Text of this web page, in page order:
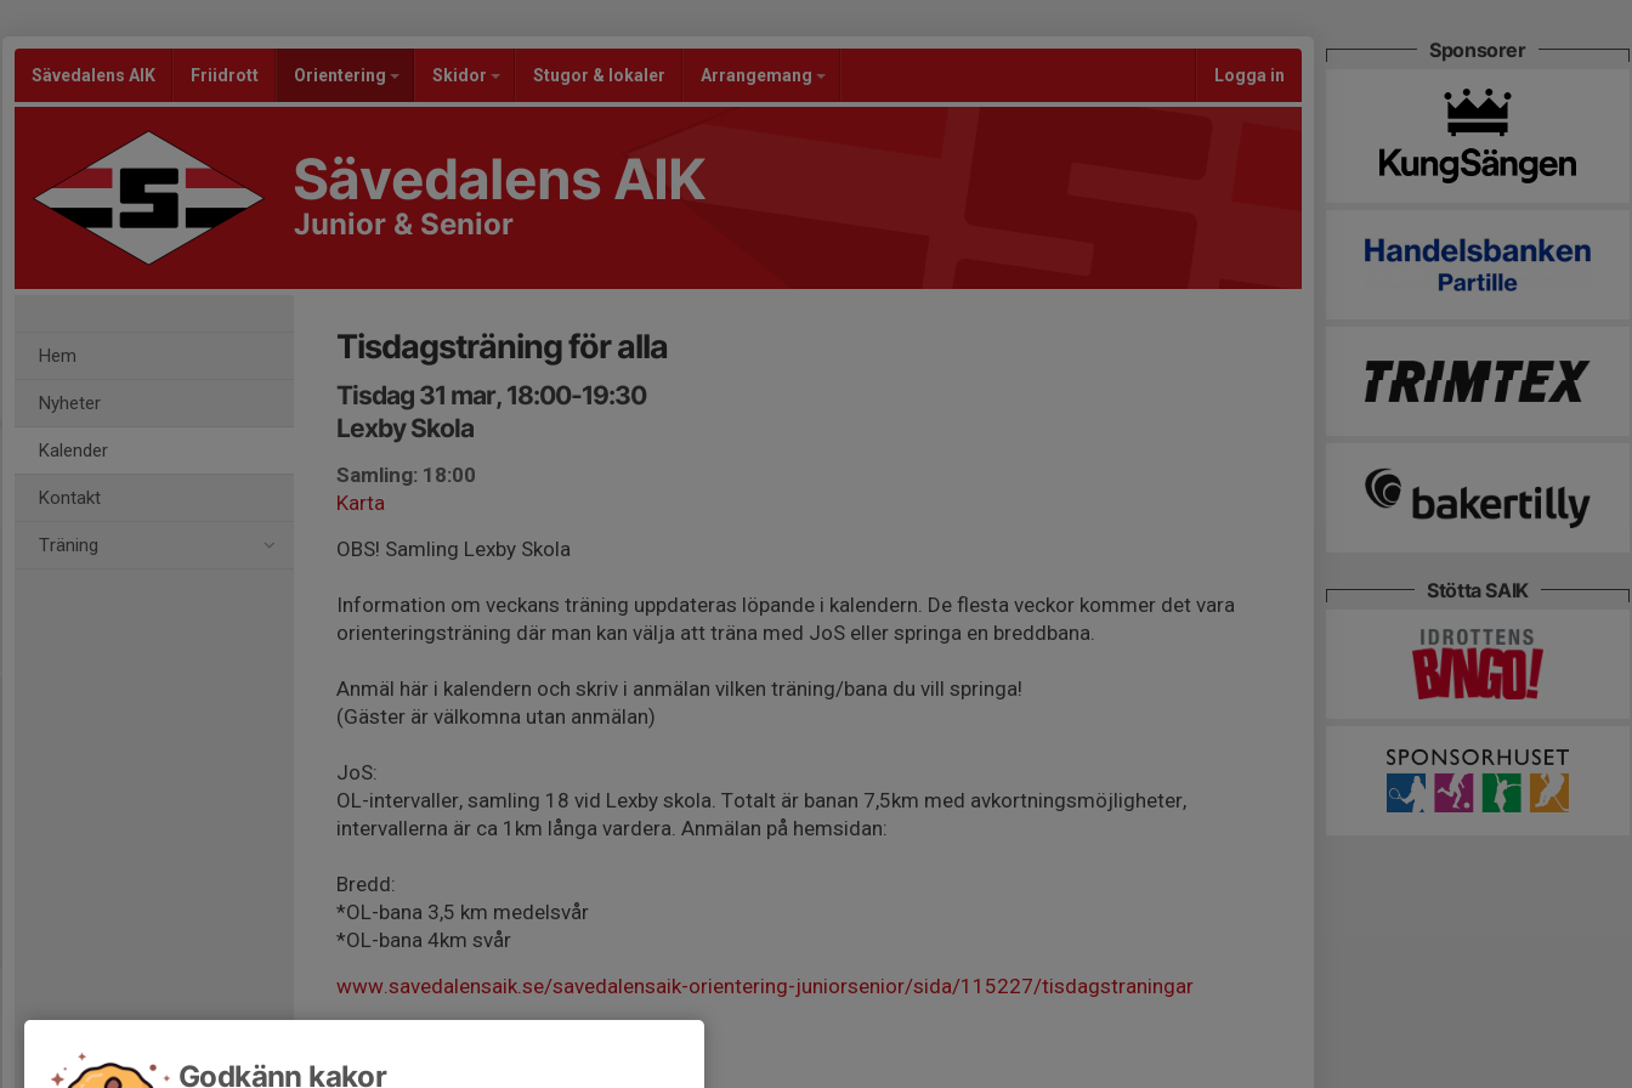
Sävedalens AIK Friidrott Orientering Skidor Stugor & lokaler Arrangemang Logga in
Sävedalens AIK
Junior & Senior
Hem
Nyheter
Kalender
Kontakt
Träning
Tisdagsträning för alla
Tisdag 31 mar, 18:00-19:30
Lexby Skola
Samling: 18:00
Karta
OBS! Samling Lexby Skola
Information om veckans träning uppdateras löpande i kalendern. De flesta veckor kommer det vara
orienteringsträning där man kan välja att träna med JoS eller springa en breddbana.
Anmäl här i kalendern och skriv i anmälan vilken träning/bana du vill springa!
(Gäster är välkomna utan anmälan)
JoS:
OL-intervaller, samling 18 vid Lexby skola. Totalt är banan 7,5km med avkortningsmöjligheter,
intervallerna är ca 1km långa vardera. Anmälan på hemsidan:
Bredd:
*OL-bana 3,5 km medelsvår
*OL-bana 4km svår
www.savedalensaik.se/savedalensaik-orientering-juniorsenior/sida/115227/tisdagstraningar
Sponsorer
Stötta SAIK
Godkänn kakor